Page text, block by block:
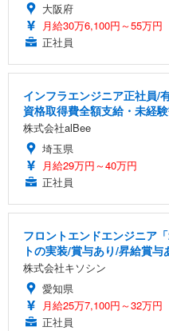
大阪府
月給30万6,100円～55万円
正社員
インフラエンジニア正社員/
資格取得費全額支給・未経
株式会社alBee
埼玉県
月給29万円～40万円
正社員
フロントエンドエンジニア
トの実装/賞与あり/昇給賞
株式会社キソシン
愛知県
月給25万7,100円～32万円
正社員